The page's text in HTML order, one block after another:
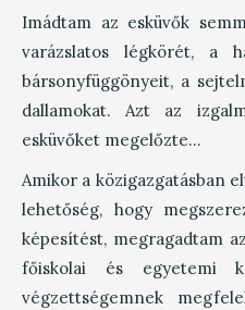
Imádtam az esküvők
varázslatos légkörét, a
bársonyfüggönyeit, a
dallamokat. Azt az
esküvőket megelőzte…
Amikor a közigazgatásban
lehetőség, hogy
képesítést, megragadtam
főiskolai és egyetemi
végzettségemnek